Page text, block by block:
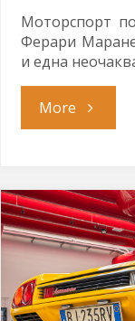
Моторспорт
Ферари
и една
More